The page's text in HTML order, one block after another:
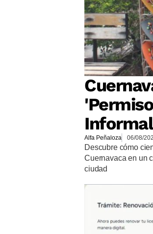
Informal
Alfa Peñaloza 06/08/
Descubre cómo
Cuernavaca en un
ciudad